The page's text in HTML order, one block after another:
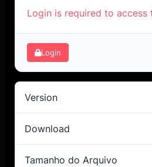
Login is required to access
Login
Version
Download
Tamanho do Arquivo